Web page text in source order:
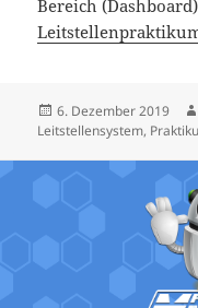
Bereich
Veröffentlicht
am
6. Dezember 2019
Leitstellensystem,